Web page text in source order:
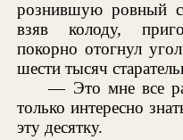
рознившую ровный
взяв колоду,
покорно отогнул
шести тысяч
— Это мне все
только интересно
эту десятку.